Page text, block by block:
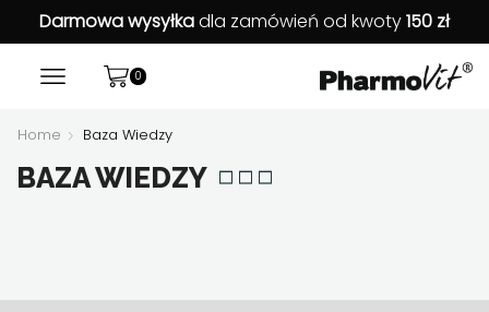
Darmowa wysyłkadla zamówień od kwoty150 zł
0
Home Baza Wiedzy
BAZA WIEDZY